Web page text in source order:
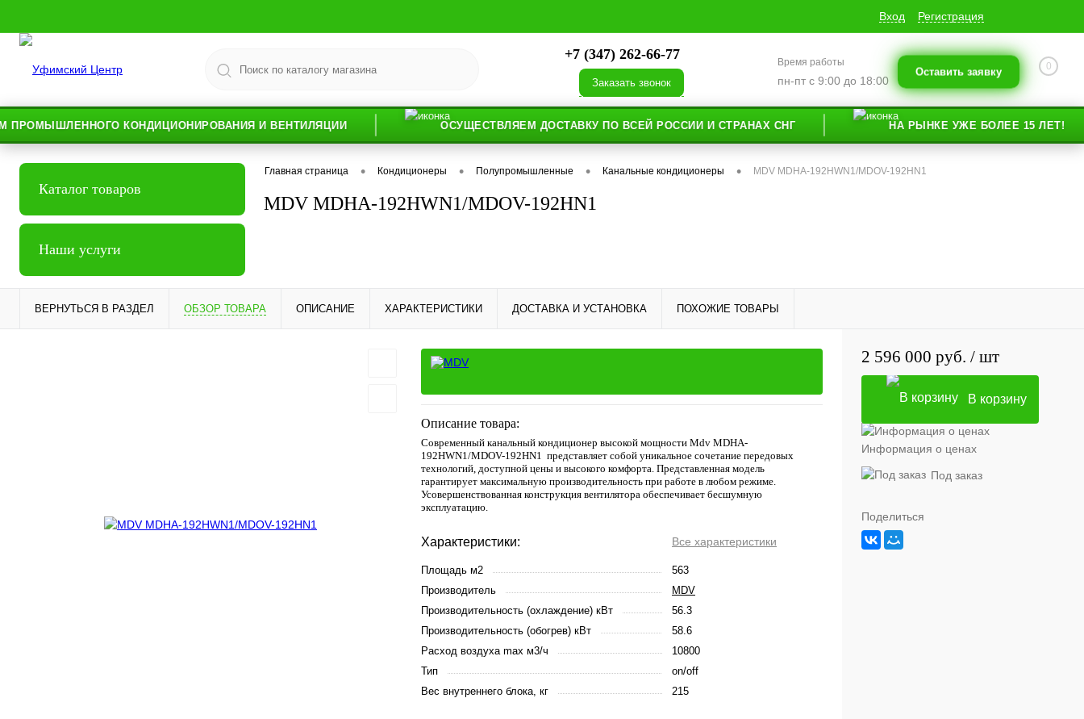
Вход Регистрация
+7 (347) 262-66-77
Заказать звонок
Оставить заявку
Время работы
пн-пт с 9:00 до 18:00
0
КОНДИЦИОНИРОВАНИЯ И ВЕНТИЛЯЦИИ ОСУЩЕСТВЛЯЕМ ДОСТАВКУ ПО ВСЕЙ РОССИИ И СТРАНАХ СНГ НА РЫНКЕ УЖЕ БОЛЕЕ 15 ЛЕТ!
Каталог товаров
Наши услуги
Главная страница • Кондиционеры • Полупромышленные • Канальные кондиционеры • MDV MDHA-192HWN1/MDOV-192HN1
MDV MDHA-192HWN1/MDOV-192HN1
ВЕРНУТЬСЯ В РАЗДЕЛ ОБЗОР ТОВАРА ОПИСАНИЕ ХАРАКТЕРИСТИКИ ДОСТАВКА И УСТАНОВКА ПОХОЖИЕ ТОВАРЫ
Описание товара:
Современный канальный кондиционер высокой мощности Mdv MDHA-
192HWN1/MDOV-192HN1 представляет собой уникальное сочетание передовых
технологий, доступной цены и высокого комфорта. Представленная модель
гарантирует максимальную производительность при работе в любом режиме.
Усовершенствованная конструкция вентилятора обеспечивает бесшумную
эксплуатацию.
Характеристики: Все характеристики
Площадь м2
563
Производитель
MDV
Производительность (охлаждение) кВт
56.3
Производительность (обогрев) кВт
58.6
Расход воздуха max м3/ч
10800
Тип
on/off
Вес внутреннего блока, кг
215
2 596 000 руб. / шт
В корзину
Информация о ценах
Под заказ
Поделиться